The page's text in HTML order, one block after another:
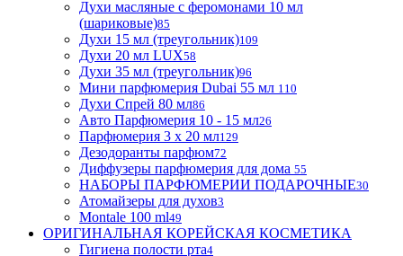
Духи масляные с феромонами 10 мл
(шариковые)85
Духи 15 мл (треугольник)109
Духи 20 мл LUX58
Духи 35 мл (треугольник)96
Мини парфюмерия Dubai 55 мл 110
Духи Спрей 80 мл86
Авто Парфюмерия 10 - 15 мл26
Парфюмерия 3 х 20 мл129
Дезодоранты парфюм72
Диффузеры парфюмерия для дома 55
НАБОРЫ ПАРФЮМЕРИИ ПОДАРОЧНЫЕ30
Атомайзеры для духов3
Montale 100 ml49
ОРИГИНАЛЬНАЯ КОРЕЙСКАЯ КОСМЕТИКА
Гигиена полости рта4